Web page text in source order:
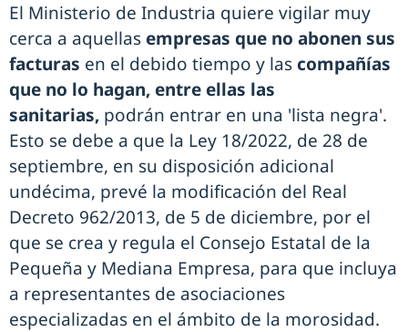
El Ministerio de Industria quiere vigilar muy
cerca a aquellas empresas que no abonen sus
facturas en el debido tiempo y las compañías
que no lo hagan, entre ellas las
sanitarias, podrán entrar en una 'lista negra'.
Esto se debe a que la Ley 18/2022, de 28 de
septiembre, en su disposición adicional
undécima, prevé la modificación del Real
Decreto 962/2013, de 5 de diciembre, por el
que se crea y regula el Consejo Estatal de la
Pequeña y Mediana Empresa, para que incluya
a representantes de asociaciones
especializadas en el ámbito de la morosidad.